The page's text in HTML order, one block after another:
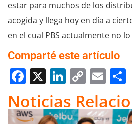
estar para muchos de los
acogida y llega hoy en día a
en el cual PBS actualmente no
Comparté este artículo
Facebook
X LinkedIn
Copy
Link
Noticias